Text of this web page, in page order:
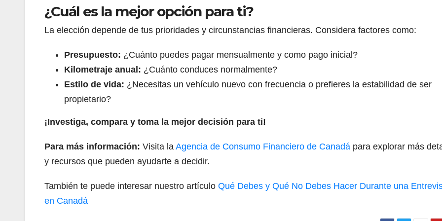
¿Cuál es la mejor opción para ti?
La elección depende de tus prioridades y circunstancias financieras. Considera factores como:
Presupuesto: ¿Cuánto puedes pagar mensualmente y como pago inicial?
Kilometraje anual: ¿Cuánto conduces normalmente?
Estilo de vida: ¿Necesitas un vehículo nuevo con frecuencia o prefieres la estabilidad de ser
propietario?
¡Investiga, compara y toma la mejor decisión para ti!
Para más información: Visita la Agencia de Consumo Financiero de Canadá para explorar más
y recursos que pueden ayudarte a decidir.
También te puede interesar nuestro artículo Qué Debes y Qué No Debes Hacer Durante una
en Canadá